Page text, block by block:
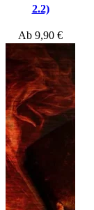
2.2)
Ab 9,90 €